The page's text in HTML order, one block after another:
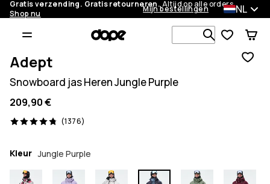
Gratis verzending. Gratis retourneren.Altijd op alle orders.
Shop nu
Mijn bestellingen NL
Zoek in 1
Adept
Snowboard jas Heren Jungle Purple
209,90 €
(1376)
1376 beoordelingen, 4.8/5
Kleur Jungle Purple